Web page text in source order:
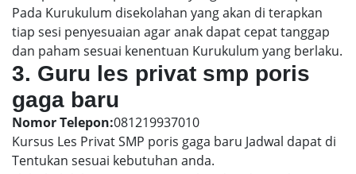
Pada Kurukulum disekolahan yang akan di terapkan
tiap sesi penyesuaian agar anak dapat cepat tanggap
dan paham sesuai kenentuan Kurukulum yang berlaku.
3. Guru les privat smp poris
gaga baru
Nomor Telepon:081219937010
Kursus Les Privat SMP poris gaga baru Jadwal dapat di
Tentukan sesuai kebutuhan anda.